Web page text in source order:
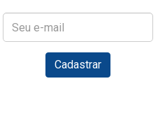
Digite
seu
Cadastrar